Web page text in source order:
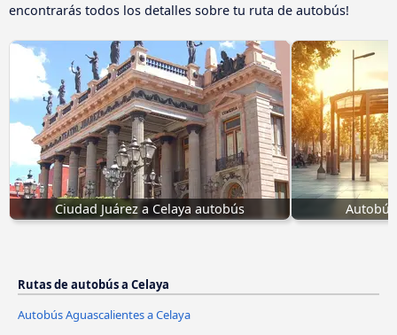
encontrarás todos los detalles sobre tu ruta de autobús!
Ciudad Juárez a Celaya autobús Autobús
Rutas de autobús a Celaya
Autobús Aguascalientes a Celaya